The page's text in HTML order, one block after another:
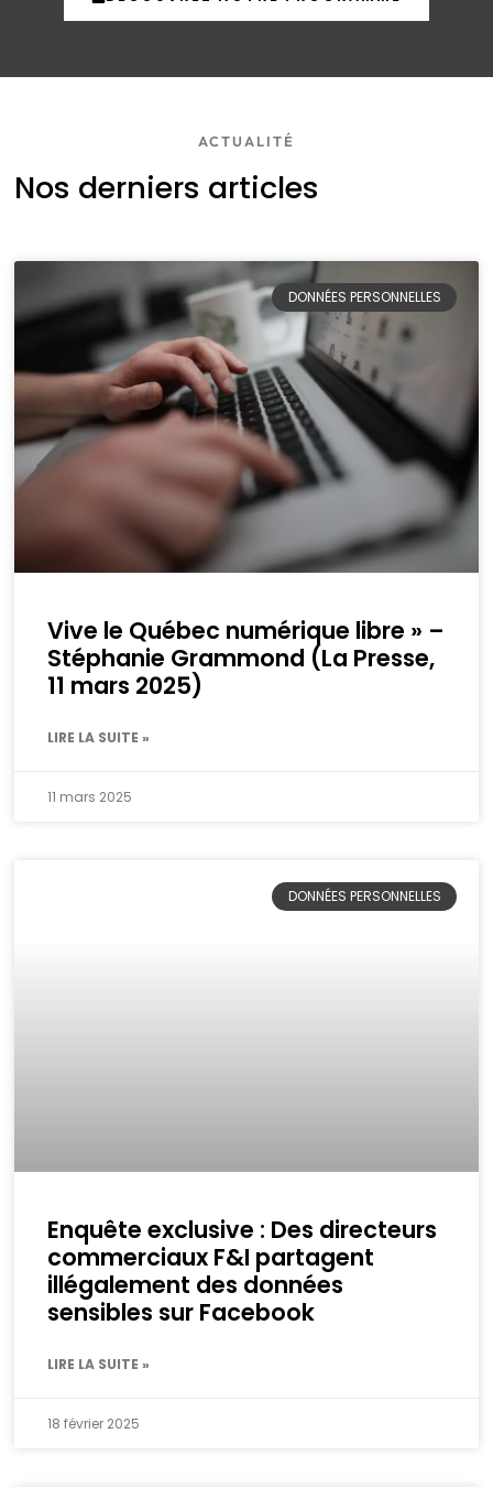
ACTUALITÉ
Nos derniers articles
DONNÉES PERSONNELLES
Vive le Québec numérique libre » –
Stéphanie Grammond (La Presse,
11 mars 2025)
LIRE LA SUITE »
11 mars 2025
DONNÉES PERSONNELLES
Enquête exclusive : Des directeurs
commerciaux F&I partagent
illégalement des données
sensibles sur Facebook
LIRE LA SUITE »
18 février 2025